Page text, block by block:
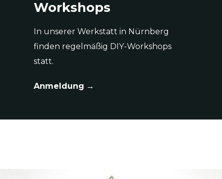
Workshops
In unserer Werkstatt in Nürnberg
finden regelmäßig DIY-Workshops
statt.
Anmeldung →